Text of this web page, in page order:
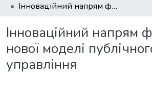
Інноваційний напрям формування нової моделі публічного управління
Інноваційний напрям
нової моделі
управління